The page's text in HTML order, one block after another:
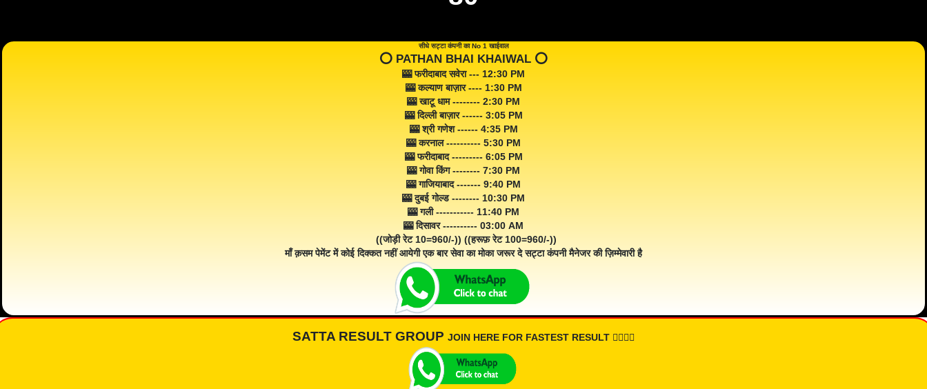
सीधे सट्टा कंपनी का No 1 खाईवाल
⭕️ PATHAN BHAI KHAIWAL ⭕️
🎰 फरीदाबाद सवेरा --- 12:30 PM
🎰 कल्याण बाज़ार ---- 1:30 PM
🎰 खाटू धाम -------- 2:30 PM
🎰 दिल्ली बाज़ार ------ 3:05 PM
🎰 श्री गणेश ------ 4:35 PM
🎰 करनाल ---------- 5:30 PM
🎰 फरीदाबाद --------- 6:05 PM
🎰 गोवा किंग -------- 7:30 PM
🎰 गाजियाबाद ------- 9:40 PM
🎰 दुबई गोल्ड -------- 10:30 PM
🎰 गली ----------- 11:40 PM
🎰 दिसावर ---------- 03:00 AM
((जोड़ी रेट 10=960/-)) ((हरूफ़ रेट 100=960/-))
माँ क़सम पेमेंट में कोई दिक्कत नहीं आयेगी एक बार सेवा का मोका जरूर दे सट्टा कंपनी मैनेजर की ज़िम्मेवारी है
SATTA RESULT GROUP JOIN HERE FOR FASTEST RESULT 👇🏾👇🏾